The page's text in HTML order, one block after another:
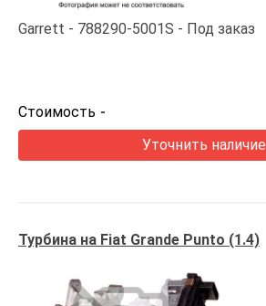
Garrett 788290-5001S Под заказ
Стоимость -
Уточнить наличие
Турбина на Fiat Grande Punto (1.4)